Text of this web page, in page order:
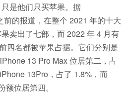
是他们只买苹果。据
的报道，在整个 2021 年的十大
卖出了七部，而 2022 年 4 月有
四名都被苹果占据。它们分别是
13 Pro Max 位居第二，占
13Pro，占了 1.8%，而
位居第四。